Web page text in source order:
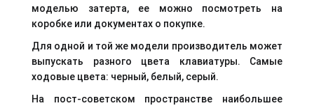
моделью затерта, ее можно посмотреть на
коробке или документах о покупке.
Для одной и той же модели производитель может
выпускать разного цвета клавиатуры. Самые
ходовые цвета: черный, белый, серый.
На пост-советском пространстве наибольшее